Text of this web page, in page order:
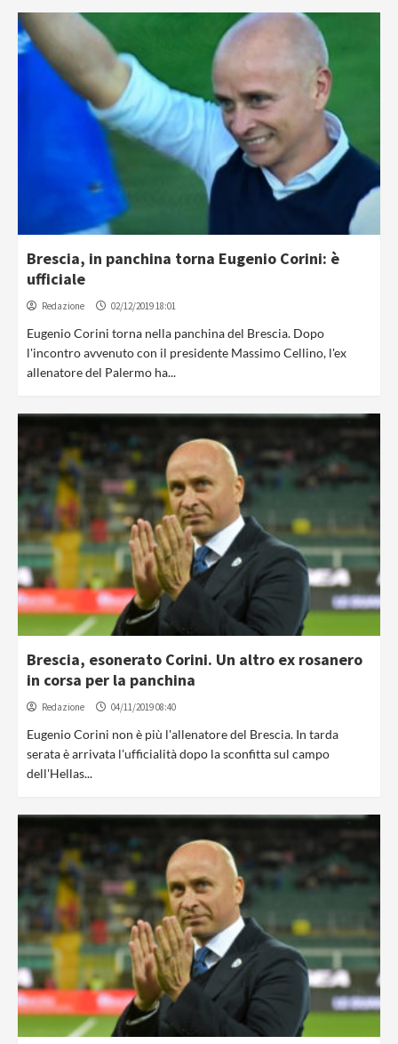
Brescia, in panchina torna Eugenio Corini: è
ufficiale
Redazione 02/12/2019 18:01
Eugenio Corini torna nella panchina del Brescia. Dopo
l'incontro avvenuto con il presidente Massimo Cellino, l'ex
allenatore del Palermo ha...
Brescia, esonerato Corini. Un altro ex rosanero
in corsa per la panchina
Redazione 04/11/2019 08:40
Eugenio Corini non è più l'allenatore del Brescia. In tarda
serata è arrivata l'ufficialità dopo la sconfitta sul campo
dell'Hellas...